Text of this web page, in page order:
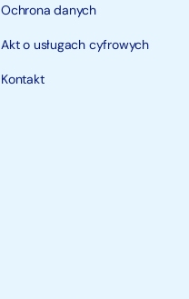
Ochrona danych
Akt o usługach cyfrowych
Kontakt